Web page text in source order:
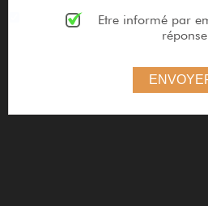
Etre informé par